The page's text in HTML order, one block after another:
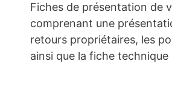
Fiches de présentation de
comprenant une
retours propriétaires, les
ainsi que la fiche technique